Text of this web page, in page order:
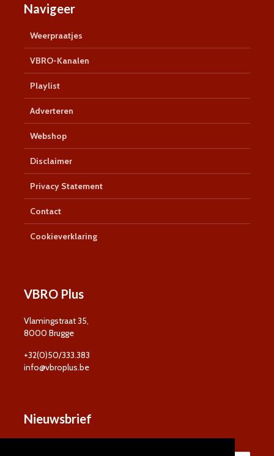
Navigeer
Weerpraatjes
VBRO-Kanalen
Playlist
Adverteren
Webshop
Disclaimer
Privacy Statement
Contact
Cookieverklaring
VBRO Plus
Vlamingstraat 35,
8000 Brugge
+32(0)50/333.383
info@vbroplus.be
Nieuwsbrief